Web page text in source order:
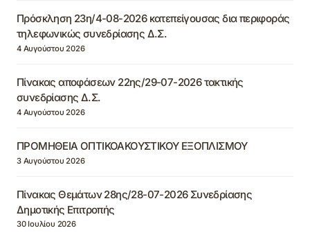
Πρόσκληση 23η/4-08-2026 κατεπείγουσας δια περιφοράς
τηλεφωνικώς συνεδρίασης Δ.Σ.
4 Αυγούστου 2026
Πίνακας αποφάσεων 22ης/29-07-2026 τακτικής
συνεδρίασης Δ.Σ.
4 Αυγούστου 2026
ΠΡΟΜΗΘΕΙΑ ΟΠΤΙΚΟΑΚΟΥΣΤΙΚΟΥ ΕΞΟΠΛΙΣΜΟΥ
3 Αυγούστου 2026
Πίνακας Θεμάτων 28ης/28-07-2026 Συνεδρίασης
Δημοτικής Επιτροπής
30 Ιουλίου 2026